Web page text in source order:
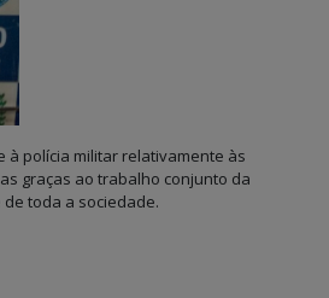
à polícia militar relativamente às
graças ao trabalho conjunto da
toda a sociedade.